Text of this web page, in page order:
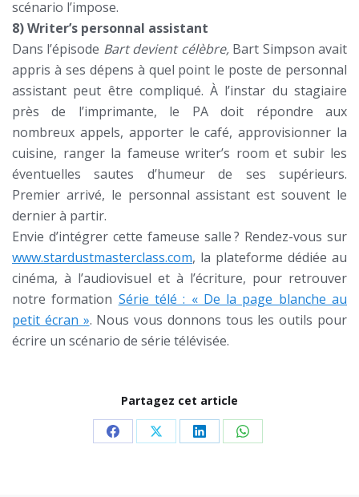
scénario l’impose.
8) Writer’s personnal assistant
Dans l’épisode Bart devient célèbre,Bart Simpson avait
appris à ses dépens à quel point le poste de personnal
assistant peut être compliqué. À l’instar du stagiaire
près de l’imprimante, le PA doit répondre aux
nombreux appels, apporter le café, approvisionner la
cuisine, ranger la fameuse writer’s room et subir les
éventuelles sautes d’humeur de ses supérieurs.
Premier arrivé, le personnal assistant est souvent le
dernier à partir.
Envie d’intégrer cette fameuse salle ? Rendez-vous sur
www.stardustmasterclass.com, la plateforme dédiée au
cinéma, à l’audiovisuel et à l’écriture, pour retrouver
notre formation Série télé : « De la page blanche au
petit écran ». Nous vous donnons tous les outils pour
écrire un scénario de série télévisée.
Partagez cet article
Share Share Share Share